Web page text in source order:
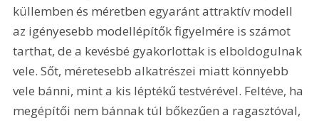
küllemben és méretben egyaránt attraktív modell
az igényesebb modellépítők figyelmére is számot
tarthat, de a kevésbé gyakorlottak is elboldogulnak
vele. Sőt, méretesebb alkatrészei miatt könnyebb
vele bánni, mint a kis léptékű testvérével. Feltéve, ha
megépítői nem bánnak túl bőkezűen a ragasztóval,